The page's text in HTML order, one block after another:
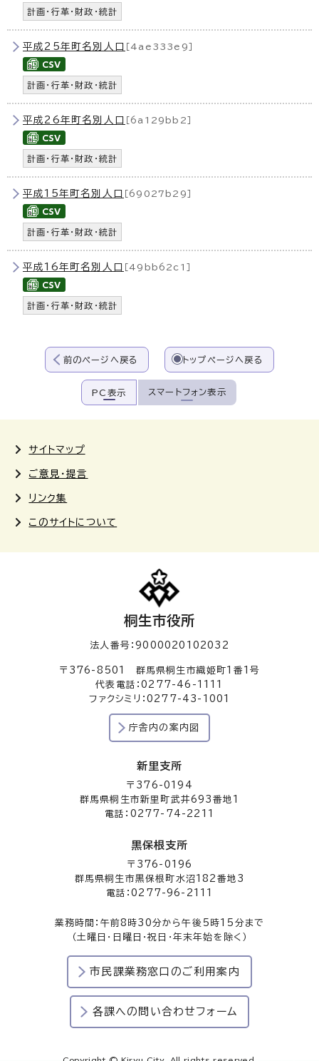
計画・行革・財政・統計
平成25年町名別人口 ［4ae333e9］
計画・行革・財政・統計
平成26年町名別人口 ［6a129bb2］
計画・行革・財政・統計
平成15年町名別人口 ［69027b29］
計画・行革・財政・統計
平成16年町名別人口 ［49bb62c1］
計画・行革・財政・統計
前のページへ戻る トップページへ戻る
PC表示 スマートフォン表示
サイトマップ
ご意見・提言
リンク集
このサイトについて
桐生市役所
法人番号：9000020102032
〒376-8501 群馬県桐生市織姫町1番1号
代表電話：0277-46-1111
ファクシミリ：0277-43-1001
庁舎内の案内図
新里支所
〒376-0194
群馬県桐生市新里町武井693番地1
電話：0277-74-2211
黒保根支所
〒376-0196
群馬県桐生市黒保根町水沼182番地3
電話：0277-96-2111
業務時間：午前8時30分から午後5時15分まで
（土曜日・日曜日・祝日・年末年始を除く）
市民課業務窓口のご利用案内
各課への問い合わせフォーム